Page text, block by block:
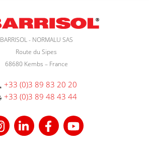
BARRISOL - NORMALU SAS
Route du Sipes
68680 Kembs – France
+33 (0)3 89 83 20 20
+33 (0)3 89 48 43 44